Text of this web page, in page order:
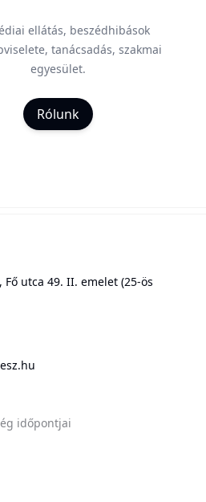
ellátás, beszédhibások
tanácsadás, szakmai
egyesület.
Rólunk
Fő utca 49. II. emelet (25-ös
időpontjai